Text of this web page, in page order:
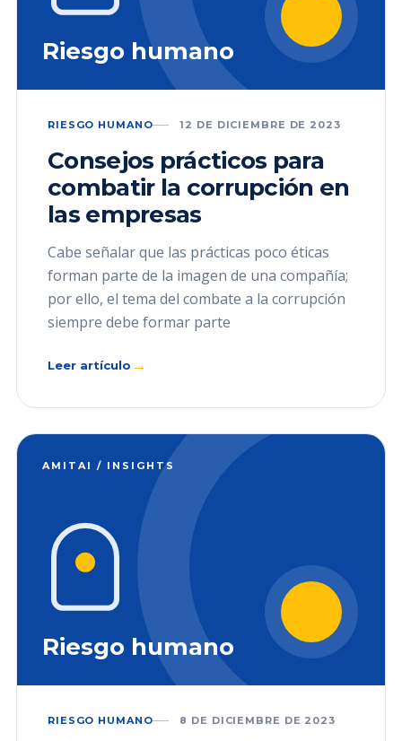
Riesgo humano
RIESGO HUMANO 12 DE DICIEMBRE DE 2023
Consejos prácticos para
combatir la corrupción en
las empresas
Cabe señalar que las prácticas poco éticas
forman parte de la imagen de una compañía;
por ello, el tema del combate a la corrupción
siempre debe formar parte
Leer artículo →
AMITAI / INSIGHTS
Riesgo humano
RIESGO HUMANO 8 DE DICIEMBRE DE 2023